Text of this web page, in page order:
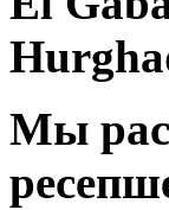
Мы